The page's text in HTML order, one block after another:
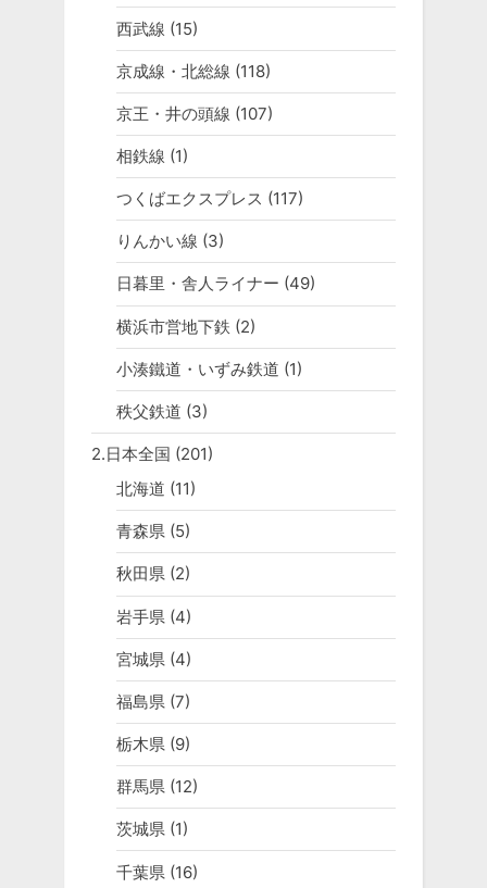
西武線 (15)
京成線・北総線 (118)
京王・井の頭線 (107)
相鉄線 (1)
つくばエクスプレス (117)
りんかい線 (3)
日暮里・舎人ライナー (49)
横浜市営地下鉄 (2)
小湊鐵道・いずみ鉄道 (1)
秩父鉄道 (3)
2.日本全国 (201)
北海道 (11)
青森県(5)
秋田県(2)
岩手県 (4)
宮城県 (4)
福島県(7)
栃木県(9)
群馬県(12)
茨城県(1)
千葉県 (16)